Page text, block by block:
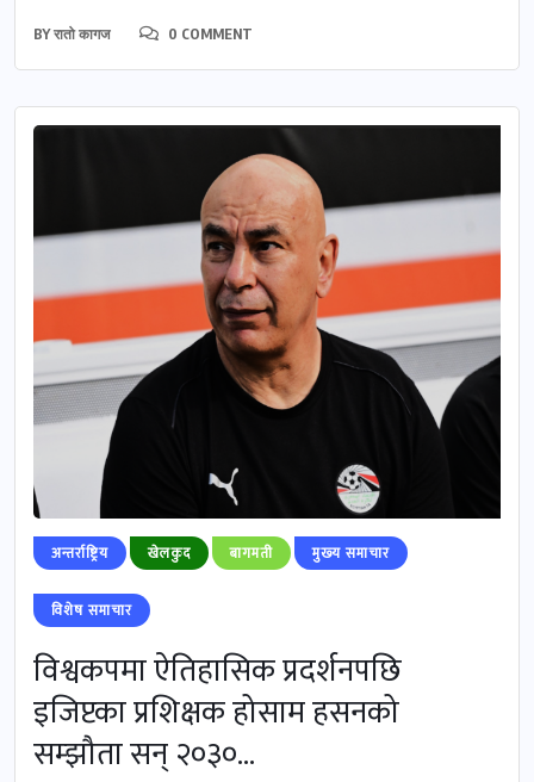
BYरातो कागज 0 COMMENT
अन्तर्राष्ट्रिय खेलकुद बागमती मुख्‍य समाचार
विशेष समाचार
विश्वकपमा ऐतिहासिक प्रदर्शनपछि
इजिप्टका प्रशिक्षक होसाम हसनको
सम्झौता सन् २०३०...